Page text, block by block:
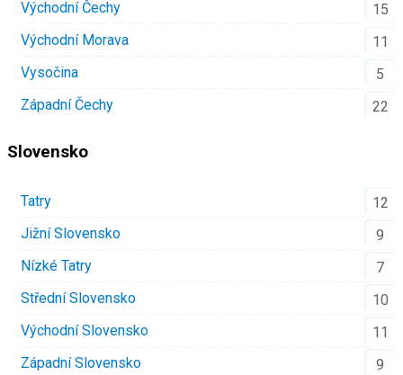
Východní Čechy
15
Východní Morava
11
Vysočina
5
Západní Čechy
22
Slovensko
Tatry
12
Jižní Slovensko
9
Nízké Tatry
7
Střední Slovensko
10
Východní Slovensko
11
Západní Slovensko
9